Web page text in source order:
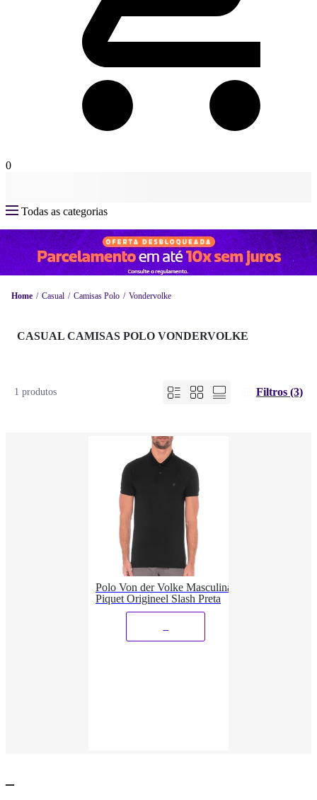
0
Todas as categorias
Home Casual Camisas Polo Vondervolke
CASUAL CAMISAS POLO VONDERVOLKE
1 produtos Filtros (3)
Polo Von der Volke Masculina
Piquet Origineel Slash Preta